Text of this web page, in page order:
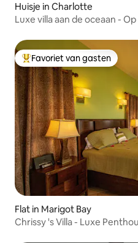
Huisje in Charlotte
Luxe villa aan de oceaan -
Topfavoriet van gasten
Favoriet van gasten
Flat in Marigot Bay
Chrissy 's Villa - Luxe